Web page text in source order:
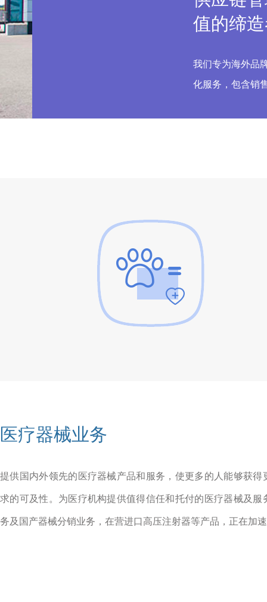
值的缔
我们专为海外品
化服务，包含销
医疗器械业务
提供国内外领先的医疗器械产品和服务，使更多的人能够获
求的可及性。为医疗机构提供值得信任和托付的医疗器械及
务及国产器械分销业务，在营进口高压注射器等产品，正在加